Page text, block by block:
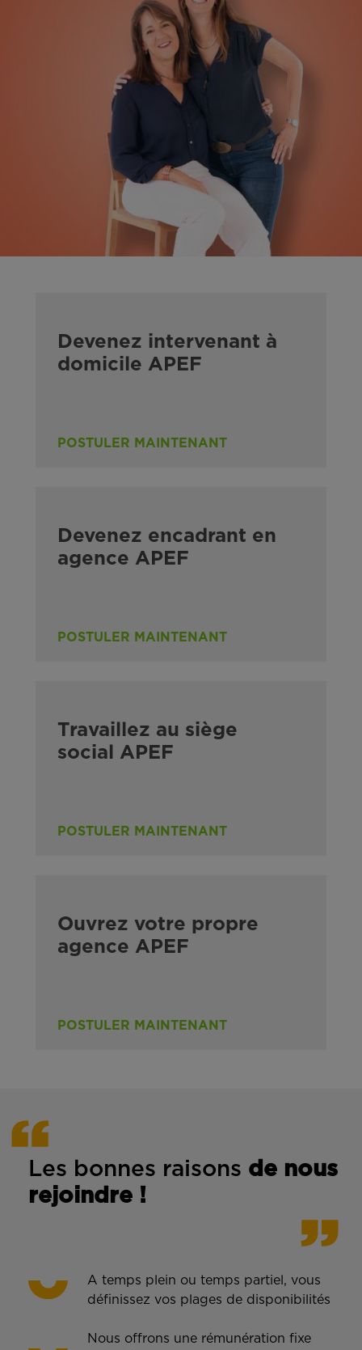
Devenez intervenant à
domicile APEF
POSTULER MAINTENANT
Devenez encadrant en
agence APEF
POSTULER MAINTENANT
Travaillez au siège
social APEF
POSTULER MAINTENANT
Ouvrez votre propre
agence APEF
POSTULER MAINTENANT
Les bonnes raisons de nous
rejoindre !
A temps plein ou temps partiel, vous
définissez vos plages de disponibilités
Nous offrons une rémunération fixe